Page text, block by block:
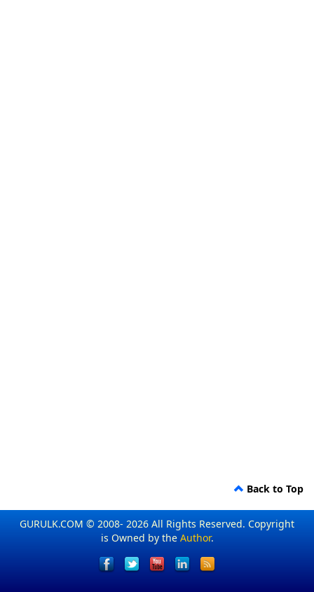
Back to Top
GURULK.COM © 2008- 2026 All Rights Reserved. Copyright
is Owned by the Author.